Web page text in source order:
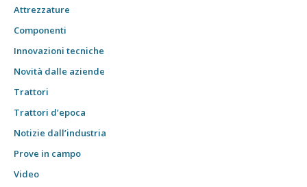
Attrezzature
Componenti
Innovazioni tecniche
Novità dalle aziende
Trattori
Trattori d’epoca
Notizie dall’industria
Prove in campo
Video